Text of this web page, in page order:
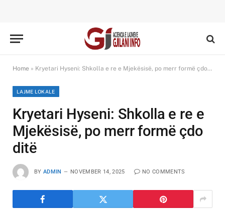
Home » Kryetari Hyseni: Shkolla e re e Mjekësisë, po merr formë çdo ditë
LAJME LOKALE
Kryetari Hyseni: Shkolla e re e
Mjekësisë, po merr formë çdo
ditë
BY ADMIN NOVEMBER 14, 2025 NO COMMENTS